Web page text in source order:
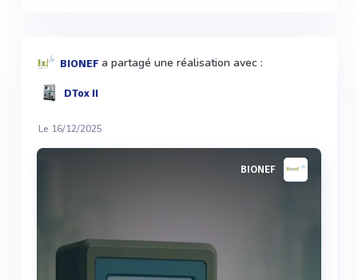
BIONEF a partagé une réalisation avec :
DTox II
Le 16/12/2025
BIONEF